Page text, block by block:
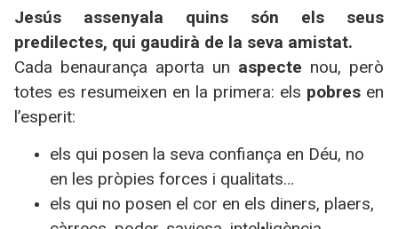
Jesús assenyala quins són els seus
predilectes, qui gaudirà de la seva amistat.
Cada benaurança aporta un aspecte nou, però
totes es resumeixen en la primera: els pobres en
l’esperit:
els qui posen la seva confiança en Déu, no
en les pròpies forces i qualitats…
els qui no posen el cor en els diners, plaers,